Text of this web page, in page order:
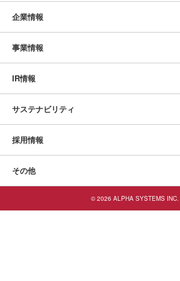
企業情報
事業情報
IR情報
サステナビリティ
採用情報
その他
© 2026 ALPHA SYSTEMS INC.